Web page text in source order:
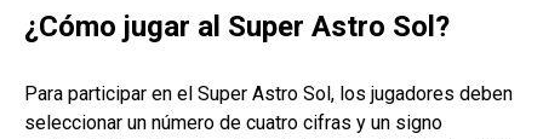
¿Cómo jugar al Super Astro Sol?
Para participar en el Super Astro Sol, los jugadores deben
seleccionar un número de cuatro cifras y un signo